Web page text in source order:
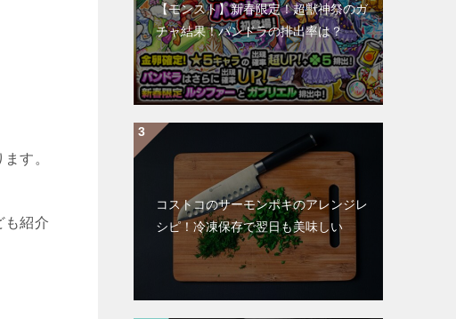
す。
も紹介
【モンスト】新春限定！超獣神祭のガ
チャ結果！パンドラの排出率は？
コストコのサーモンポキのアレンジレ
シピ！冷凍保存で翌日も美味しい